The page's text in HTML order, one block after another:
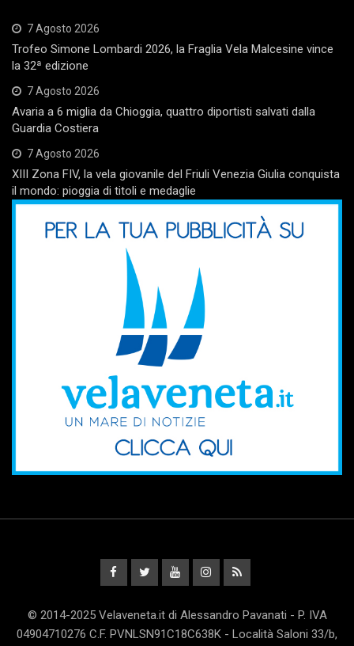
7 Agosto 2026
Trofeo Simone Lombardi 2026, la Fraglia Vela Malcesine vince
la 32ª edizione
7 Agosto 2026
Avaria a 6 miglia da Chioggia, quattro diportisti salvati dalla
Guardia Costiera
7 Agosto 2026
XIII Zona FIV, la vela giovanile del Friuli Venezia Giulia conquista
il mondo: pioggia di titoli e medaglie
© 2014-2025 Velaveneta.it di Alessandro Pavanati - P. IVA
04904710276 C.F. PVNLSN91C18C638K - Località Saloni 33/b,